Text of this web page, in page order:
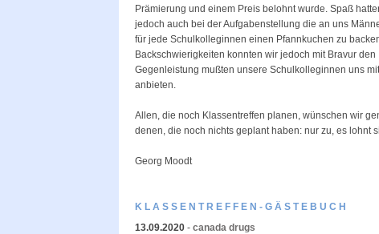
Prämierung und einem Preis belohnt wurde. Spaß
jedoch auch bei der Aufgabenstellung die an uns
für jede Schulkolleginnen einen Pfannkuchen zu
Backschwierigkeiten konnten wir jedoch mit Bravur
Gegenleistung mußten unsere Schulkolleginnen uns
anbieten.
Allen, die noch Klassentreffen planen, wünschen wir
denen, die noch nichts geplant haben: nur zu, es lohnt
Georg Moodt
KLASSENTREFFEN-GÄSTEBUCH
13.09.2020 - canada drugs